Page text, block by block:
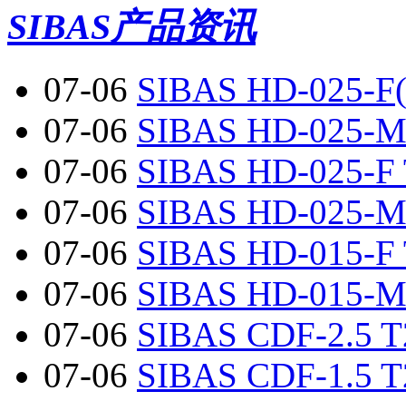
SIBAS产品资讯
07-06 SIBAS HD-025-
07-06 SIBAS HD-025-
07-06 SIBAS HD-025-F
07-06 SIBAS HD-025-
07-06 SIBAS HD-015-F
07-06 SIBAS HD-015-
07-06 SIBAS CDF-2.5
07-06 SIBAS CDF-1.5